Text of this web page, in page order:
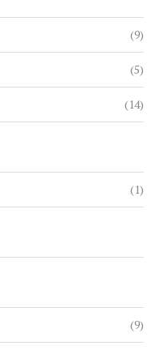
(9)
(5)
(14)
(1)
(9)